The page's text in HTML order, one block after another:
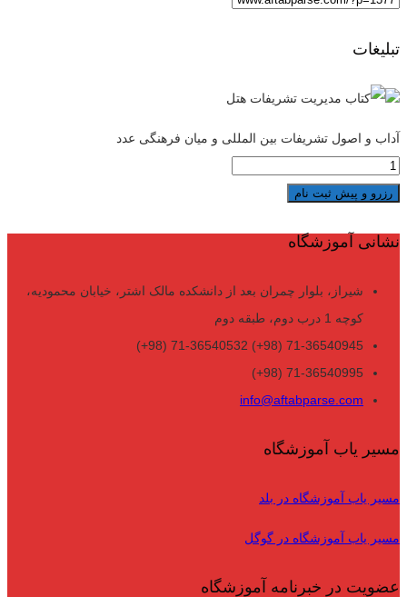
تبلیغات
آداب و اصول تشریفات بین المللی و میان فرهنگی عدد
رزرو و پیش ثبت نام
نشانی آموزشگاه
شیراز، بلوار چمران بعد از دانشکده مالک اشتر، خیابان محمودیه،
کوچه 1 درب دوم، طبقه دوم
71-36540945 (98+) 71-36540532 (98+)
71-36540995 (98+)
info@aftabparse.com
مسیر یاب آموزشگاه
مسیر یاب آموزشگاه در بلد
مسیر یاب آموزشگاه در گوگل
عضویت در خبرنامه آموزشگاه